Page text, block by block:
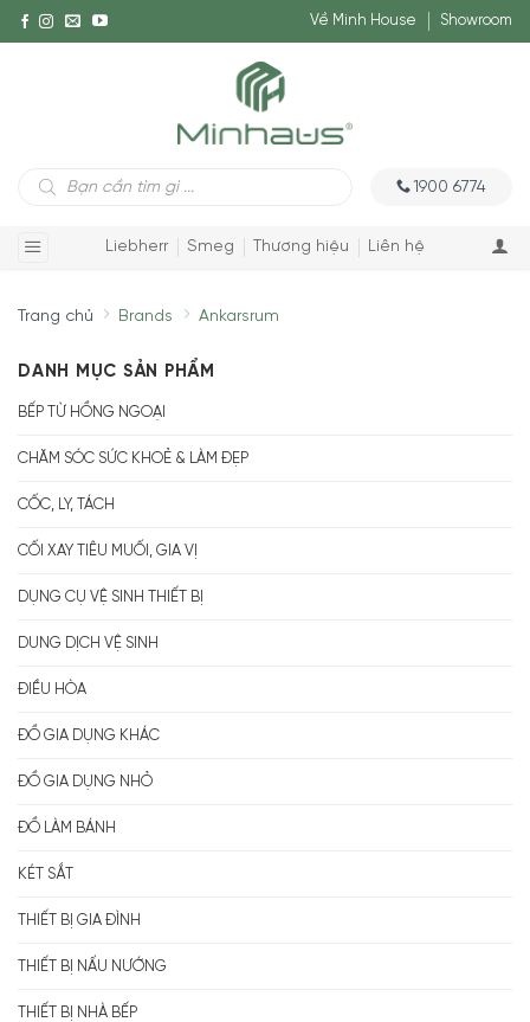
Về Minh House Showroom
Tìm
kiếm
1900 6774
Liebherr Smeg Thương hiệu Liên hệ
Trang chủ Brands Ankarsrum
DANH MỤC SẢN PHẨM
BẾP TỪ HỒNG NGOẠI
CHĂM SÓC SỨC KHOẺ & LÀM ĐẸP
CỐC, LY, TÁCH
CỐI XAY TIÊU MUỐI, GIA VỊ
DỤNG CỤ VỆ SINH THIẾT BỊ
DUNG DỊCH VỆ SINH
ĐIỀU HÒA
ĐỒ GIA DỤNG KHÁC
ĐỒ GIA DỤNG NHỎ
ĐỒ LÀM BÁNH
KÉT SẮT
THIẾT BỊ GIA ĐÌNH
THIẾT BỊ NẤU NƯỚNG
THIẾT BỊ NHÀ BẾP